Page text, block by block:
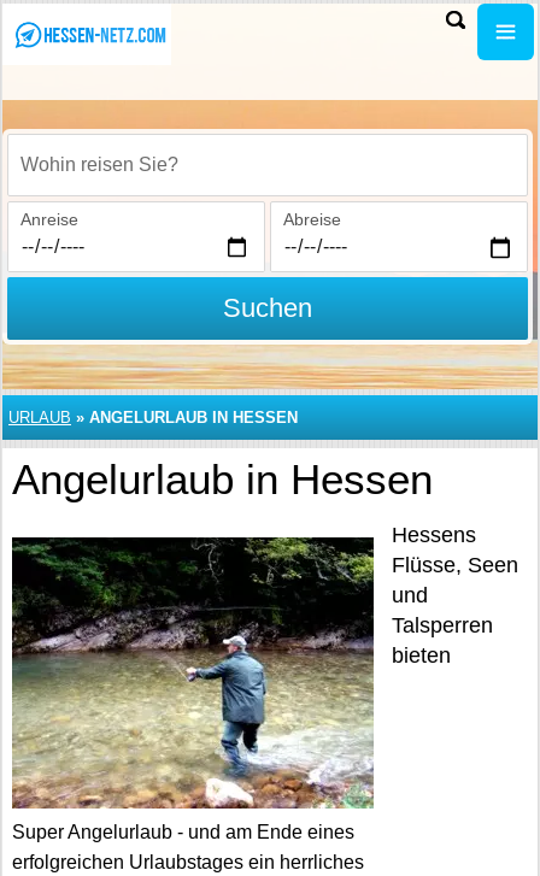
Wohin reisen Sie?
Anreise Abreise
Suchen
URLAUB » ANGELURLAUB IN HESSEN
Angelurlaub in Hessen
Super Angelurlaub - und am Ende eines
erfolgreichen Urlaubstages ein herrliches
Hessens
Flüsse, Seen
und
Talsperren
bieten